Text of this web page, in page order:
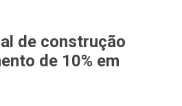
de construção
de 10% em